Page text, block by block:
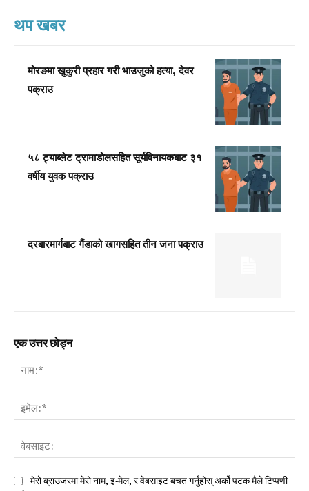
थप खबर
मोरङमा खुकुरी प्रहार गरी भाउजुको हत्या, देवर
पक्राउ
५८ ट्याब्लेट ट्रामाडोलसहित सूर्यविनायकबाट ३१
वर्षीय युवक पक्राउ
दरबारमार्गबाट गैंडाको खागसहित तीन जना पक्राउ
एक उत्तर छोड्न
मेरो ब्राउजरमा मेरो नाम, इ-मेल, र वेबसाइट बचत गर्नुहोस् अर्को पटक मैले टिप्पणी